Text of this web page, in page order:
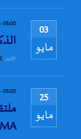
03
مايو
08:00
-
الأحد,
25
مايو
08:00
-